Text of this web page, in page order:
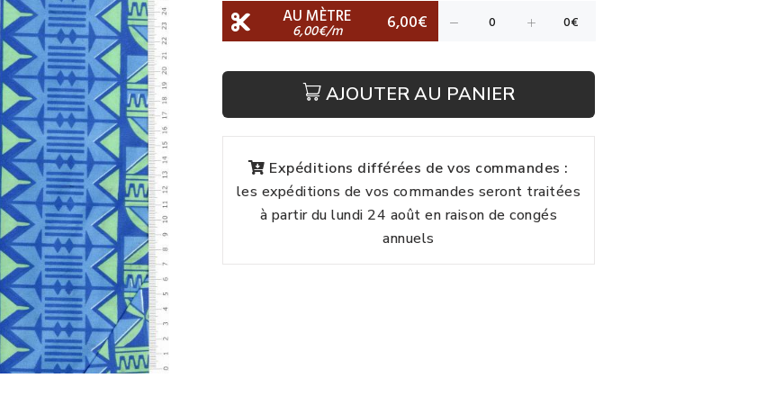
AU MÈTRE
6,00€/m 6,00€
AJOUTER AU PANIER
Expéditions différées de vos commandes :
les expéditions de vos commandes seront traitées
à partir du lundi 24 août en raison de congés
annuels